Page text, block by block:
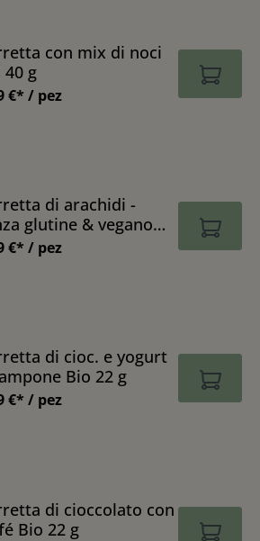
con mix di noci
40 g
€* / pez
di arachidi -
glutine & vegano
g
€* / pez
di cioc. e yogurt
Bio 22 g
€* / pez
di cioccolato con
Bio 22 g